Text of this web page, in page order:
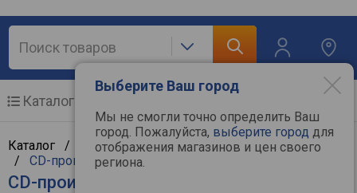
Выберите Ваш город
Мы не смогли точно определить Ваш
город. Пожалуйста, выберите город для
отображения магазинов и цен своего
региона.
Каталог
Каталог / Аудиотехника/Hi-Fi и Hi-End компоненты
/ CD-проигрыватели
CD-проигрыватель Denon RCD-M41